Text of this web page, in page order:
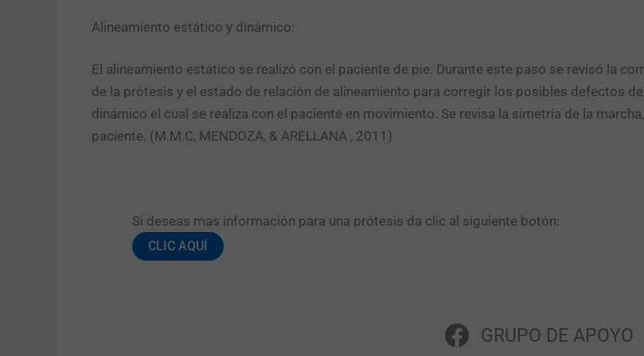
Alineamiento estático y dinámico:
El alineamiento estático se realizó con el paciente de pie. Durante este paso se revisó la
de la prótesis y el estado de relación de alineamiento para corregir los posibles defectos
dinámico el cual se realiza con el paciente en movimiento. Se revisa la simetría de la
paciente. (M.M.C, MENDOZA, & ARELLANA , 2011)
Si deseas mas información para una prótesis da clic al siguiente botón:​
CLIC AQUÍ
GRUPO DE APOYO